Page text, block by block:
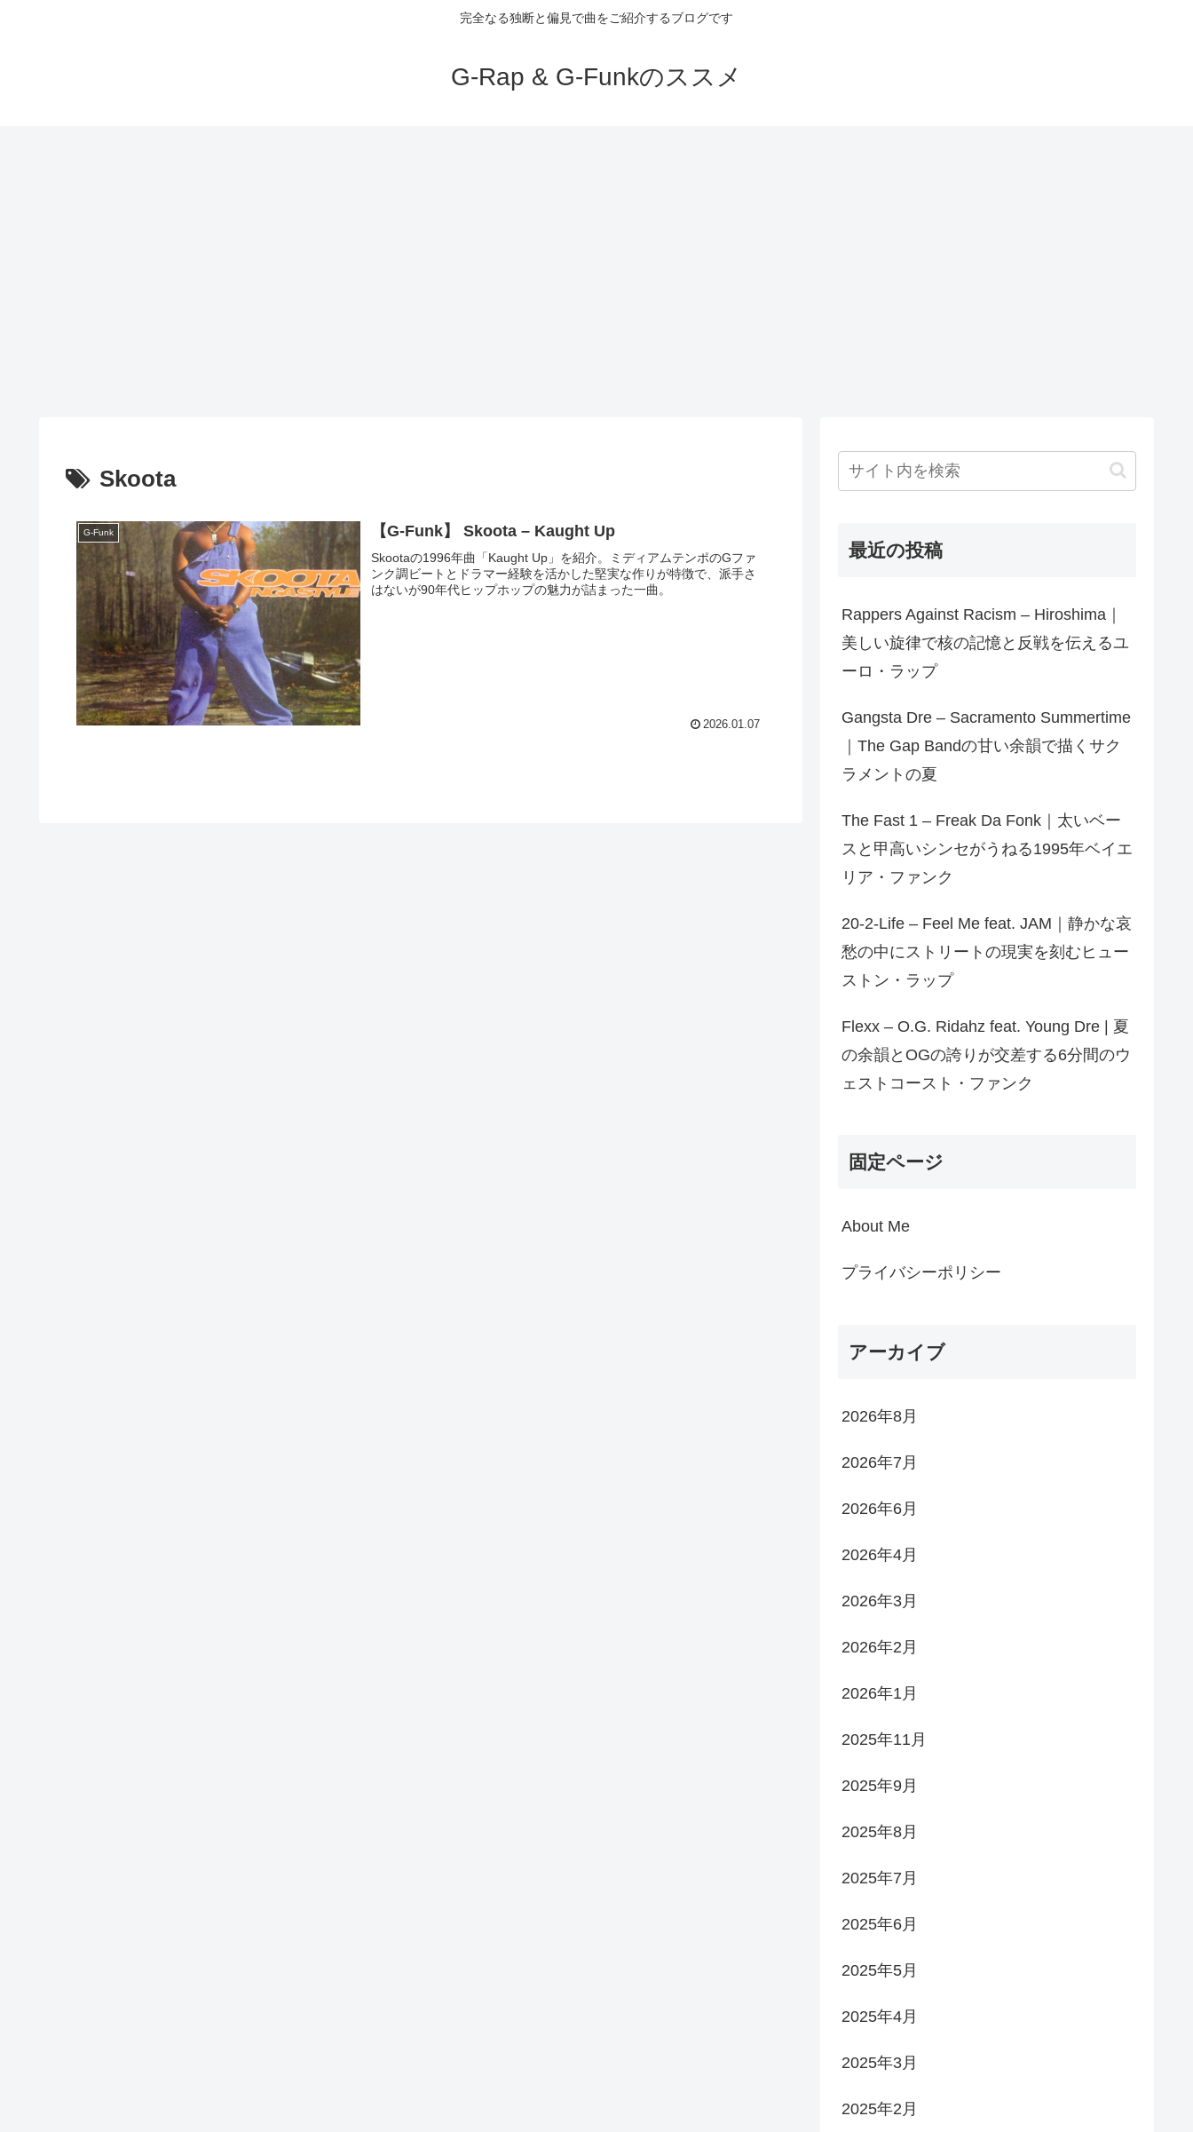
完全なる独断と偏見で曲をご紹介するブログです
G-Rap & G-Funkのススメ
Skoota
G-Funk 【G-Funk】 Skoota – Kaught Up
Skootaの1996年曲「Kaught Up」を紹介。ミディアムテンポのGファ
ンク調ビートとドラマー経験を活かした堅実な作りが特徴で、派手さ
はないが90年代ヒップホップの魅力が詰まった一曲。
2026.01.07
最近の投稿
Rappers Against Racism – Hiroshima｜
美しい旋律で核の記憶と反戦を伝えるユ
ーロ・ラップ
Gangsta Dre – Sacramento Summertime
｜The Gap Bandの甘い余韻で描くサク
ラメントの夏
The Fast 1 – Freak Da Fonk｜太いベー
スと甲高いシンセがうねる1995年ベイエ
リア・ファンク
20-2-Life – Feel Me feat. JAM｜静かな哀
愁の中にストリートの現実を刻むヒュー
ストン・ラップ
Flexx – O.G. Ridahz feat. Young Dre | 夏
の余韻とOGの誇りが交差する6分間のウ
ェストコースト・ファンク
固定ページ
About Me
プライバシーポリシー
アーカイブ
2026年8月
2026年7月
2026年6月
2026年4月
2026年3月
2026年2月
2026年1月
2025年11月
2025年9月
2025年8月
2025年7月
2025年6月
2025年5月
2025年4月
2025年3月
2025年2月